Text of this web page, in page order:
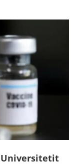
Universitetit